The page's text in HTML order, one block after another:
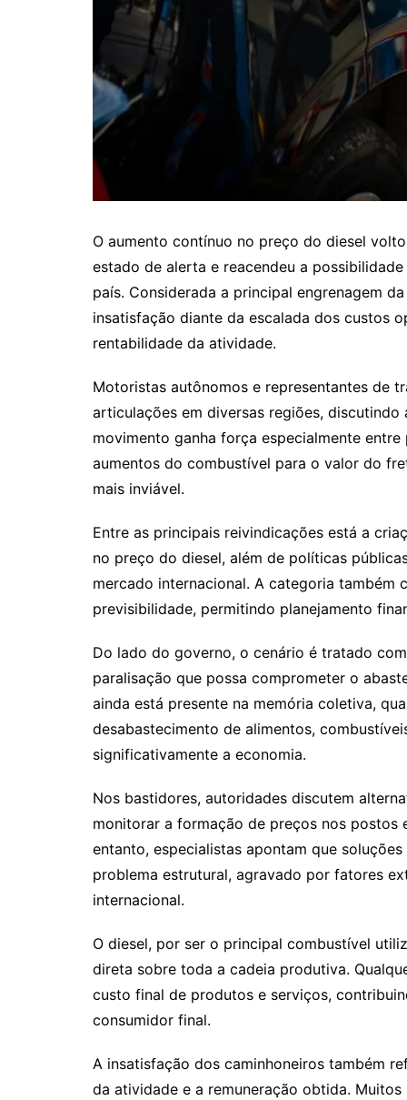
O aumento contínuo no preço do diesel
estado de alerta e reacendeu a
país. Considerada a principal engrenagem
insatisfação diante da escalada dos custos
rentabilidade da atividade.
Motoristas autônomos e representantes de
articulações em diversas regiões,
movimento ganha força especialmente
aumentos do combustível para o valor do
mais inviável.
Entre as principais reivindicações está a
no preço do diesel, além de políticas
mercado internacional. A categoria também
previsibilidade, permitindo planejamento
Do lado do governo, o cenário é tratado
paralisação que possa comprometer o
ainda está presente na memória coletiva,
desabastecimento de alimentos,
significativamente a economia.
Nos bastidores, autoridades discutem
monitorar a formação de preços nos postos
entanto, especialistas apontam que
problema estrutural, agravado por fatores
internacional.
O diesel, por ser o principal combustível
direta sobre toda a cadeia produtiva.
custo final de produtos e serviços,
consumidor final.
A insatisfação dos caminhoneiros também
da atividade e a remuneração obtida.